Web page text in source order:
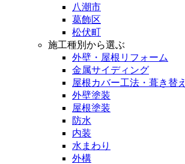
八潮市
葛飾区
松伏町
施工種別から選ぶ
外壁・屋根リフォーム
金属サイディング
屋根カバー工法・葺き替え
外壁塗装
屋根塗装
防水
内装
水まわり
外構